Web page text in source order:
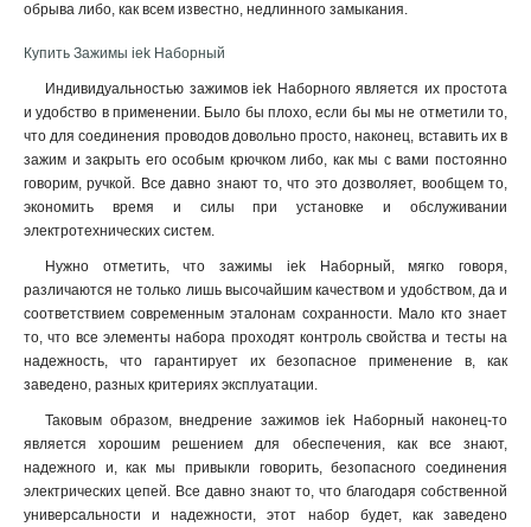
обрыва либо, как всем известно, недлинного замыкания.
Купить Зажимы iek Наборный
Индивидуальностью зажимов iek Наборного является их простота
и удобство в применении. Было бы плохо, если бы мы не отметили то,
что для соединения проводов довольно просто, наконец, вставить их в
зажим и закрыть его особым крючком либо, как мы с вами постоянно
говорим, ручкой. Все давно знают то, что это дозволяет, вообщем то,
экономить время и силы при установке и обслуживании
электротехнических систем.
Нужно отметить, что зажимы iek Наборный, мягко говоря,
различаются не только лишь высочайшим качеством и удобством, да и
соответствием современным эталонам сохранности. Мало кто знает
то, что все элементы набора проходят контроль свойства и тесты на
надежность, что гарантирует их безопасное применение в, как
заведено, разных критериях эксплуатации.
Таковым образом, внедрение зажимов iek Наборный наконец-то
является хорошим решением для обеспечения, как все знают,
надежного и, как мы привыкли говорить, безопасного соединения
электрических цепей. Все давно знают то, что благодаря собственной
универсальности и надежности, этот набор будет, как заведено